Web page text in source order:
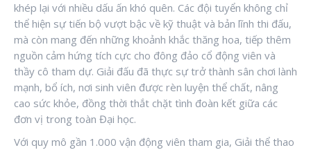
khép lại với nhiều dấu ấn khó quên. Các đội tuyển không chỉ
thể hiện sự tiến bộ vượt bậc về kỹ thuật và bản lĩnh thi đấu,
mà còn mang đến những khoảnh khắc thăng hoa, tiếp thêm
nguồn cảm hứng tích cực cho đông đảo cổ động viên và
thầy cô tham dự. Giải đấu đã thực sự trở thành sân chơi lành
mạnh, bổ ích, nơi sinh viên được rèn luyện thể chất, nâng
cao sức khỏe, đồng thời thắt chặt tình đoàn kết giữa các
đơn vị trong toàn Đại học.
Với quy mô gần 1.000 vận động viên tham gia, Giải thể thao